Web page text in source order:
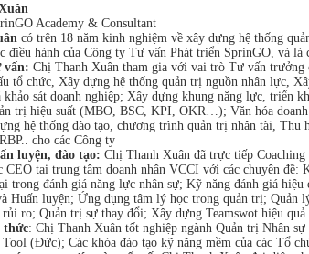
Academy & Consultant
có trên 18 năm kinh nghiệm về xây dựng hệ thống
điều hành của Công ty Tư vấn Phát triển SprinGO, và là
vấn: Chị Thanh Xuân tham gia với vai trò Tư vấn
tổ chức, Xây dựng hệ thống quản trị nguồn nhân lực,
sát doanh nghiệp; Xây dựng khung năng lực, triển
trị hiệu suất (MBO, BSC, KPI, OKR…); Văn hóa
hệ thống đào tạo, chương trình quản trị nhân tài,
cho các Công ty
luyện, đào tạo: Chị Thanh Xuân đã trực tiếp
CEO tại trung tâm doanh nhân VCCI với các chuyên
trong đánh giá năng lực nhân sự; Kỹ năng đánh giá
Huấn luyện; Ứng dụng tâm lý học trong quản trị;
ro; Quản trị sự thay đổi; Xây dựng Teamswot hiệu quả
thức: Chị Thanh Xuân tốt nghiệp ngành Quản trị Nhân
(Đức); Các khóa đào tạo kỹ năng mềm của các Tổ